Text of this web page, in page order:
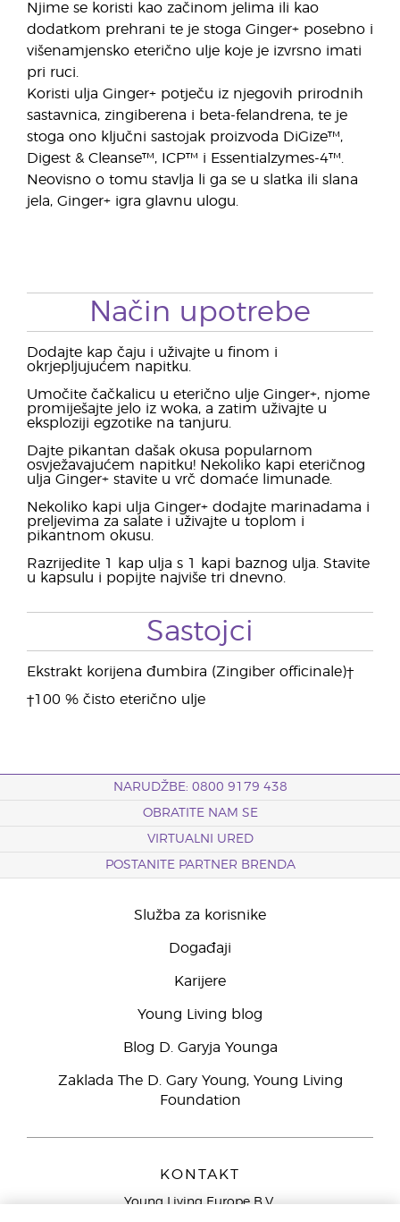
Njime se koristi kao začinom jelima ili kao
dodatkom prehrani te je stoga Ginger+ posebno i
višenamjensko eterično ulje koje je izvrsno imati
pri ruci.
Koristi ulja Ginger+ potječu iz njegovih prirodnih
sastavnica, zingiberena i beta-felandrena, te je
stoga ono ključni sastojak proizvoda DiGize™,
Digest & Cleanse™, ICP™ i Essentialzymes-4™.
Neovisno o tomu stavlja li ga se u slatka ili slana
jela, Ginger+ igra glavnu ulogu.
Način upotrebe
Dodajte kap čaju i uživajte u finom i
okrjepljujućem napitku.
Umočite čačkalicu u eterično ulje Ginger+, njome
promiješajte jelo iz woka, a zatim uživajte u
eksploziji egzotike na tanjuru.
Dajte pikantan dašak okusa popularnom
osvježavajućem napitku! Nekoliko kapi eteričnog
ulja Ginger+ stavite u vrč domaće limunade.
Nekoliko kapi ulja Ginger+ dodajte marinadama i
preljevima za salate i uživajte u toplom i
pikantnom okusu.
Razrijedite 1 kap ulja s 1 kapi baznog ulja. Stavite
u kapsulu i popijte najviše tri dnevno.
Sastojci
Ekstrakt korijena đumbira (Zingiber officinale)†
†100 % čisto eterično ulje
NARUDŽBE: 0800 9179 438
OBRATITE NAM SE
VIRTUALNI URED
POSTANITE PARTNER BRENDA
Služba za korisnike
Događaji
Karijere
Young Living blog
Blog D. Garyja Younga
Zaklada The D. Gary Young, Young Living
Foundation
KONTAKT
Young Living Europe B.V.